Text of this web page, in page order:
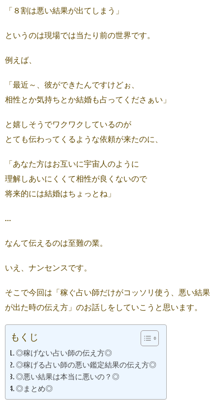
「８割は悪い結果が出てしまう」
というのは現場では当たり前の世界です。
例えば、
「最近～、彼ができたんですけどぉ、
相性とか気持ちとか結婚も占ってくださぁい」
と嬉しそうでワクワクしているのが
とても伝わってくるような依頼が来たのに、
「あなた方はお互いに宇宙人のように
理解しあいにくくて相性が良くないので
将来的には結婚はちょっとね」
…
なんて伝えるのは至難の業。
いえ、ナンセンスです。
そこで今回は「稼ぐ占い師だけがコッソリ使う、悪い結果
が出た時の伝え方」のお話しをしていこうと思います。
もくじ
◎稼げない占い師の伝え方◎
◎稼げる占い師の悪い鑑定結果の伝え方◎
◎悪い結果は本当に悪いの？◎
◎まとめ◎